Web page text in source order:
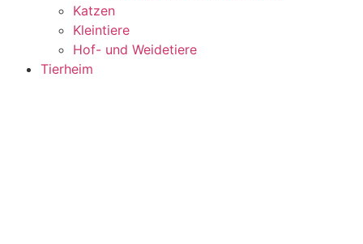
Katzen
Kleintiere
Hof- und Weidetiere
Tierheim